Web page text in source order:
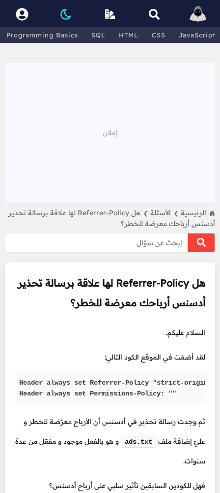
Programming Basics SQL HTML CSS JavaScript
الرئيسية ❯ الأسئلة ❯
هل Referrer-Policy لها علاقة برسالة تحذير
أدسنس أرباحك معرضة للخطر؟
هل Referrer-Policy لها علاقة برسالة تحذير
أدسنس أرباحك معرضة للخطر؟
السلام عليكم.
لقد أضفت في الموقع الكود التالي:
Header always set Referrer-Policy "strict-origin-
Header always set Permissions-Policy: ""
ثم وجدت رسالة تحذير في أدسنس أن الأرباح معرّضة للخطر و
عليّ إضافة ملف ads.txt و هو بالفعل موجود و مفعّل من عدة
سنوات.
فهل للكودين السابقين تأثير سلبي على أرباح أدسنس؟